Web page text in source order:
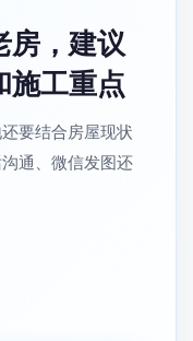
房，建议
施工重点
要结合房屋现状
通、微信发图还